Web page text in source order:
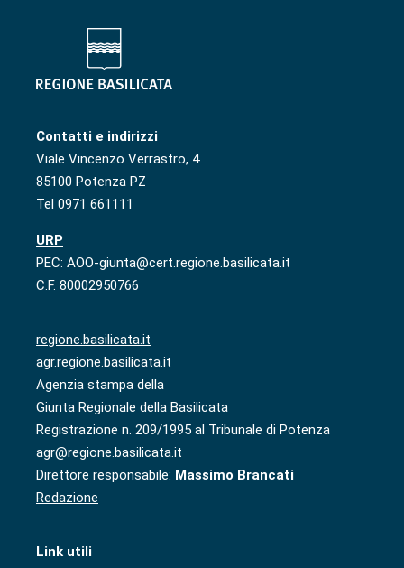
Contatti e indirizzi
Viale Vincenzo Verrastro, 4
85100 Potenza PZ
Tel 0971 661111
URP
PEC: AOO-giunta@cert.regione.basilicata.it
C.F. 80002950766
regione.basilicata.it
agr.regione.basilicata.it
Agenzia stampa della
Giunta Regionale della Basilicata
Registrazione n. 209/1995 al Tribunale di Potenza
agr@regione.basilicata.it
Direttore responsabile: Massimo Brancati
Redazione
Link utili